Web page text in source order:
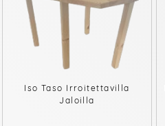
Iso Taso Irroitettavilla
Jaloilla